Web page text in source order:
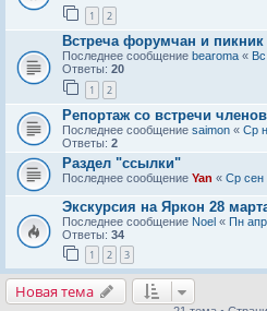
1 2
Встреча форумчан и
Последнее сообщение bearoma «
Ответы: 20
1 2
Репортаж со встречи
Последнее сообщение saimon « Ср
Ответы: 2
Раздел "ссылки"
Последнее сообщение Yan « Ср сен
Экскурсия на Яркон 28
Последнее сообщение Noel « Пн
Ответы: 34
1 2 3
Новая тема